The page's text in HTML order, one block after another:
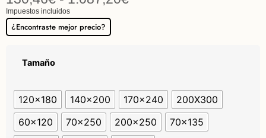
Impuestos incluidos
¿Encontraste mejor precio?
Tamaño
120x180 140x200 170x240
200X300
60x120
70x250 200x250
70x135